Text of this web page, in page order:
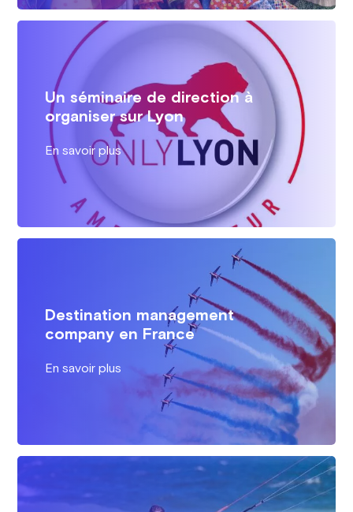
Un séminaire de direction à
organiser sur Lyon
En savoir plus
Destination management
company en France
En savoir plus